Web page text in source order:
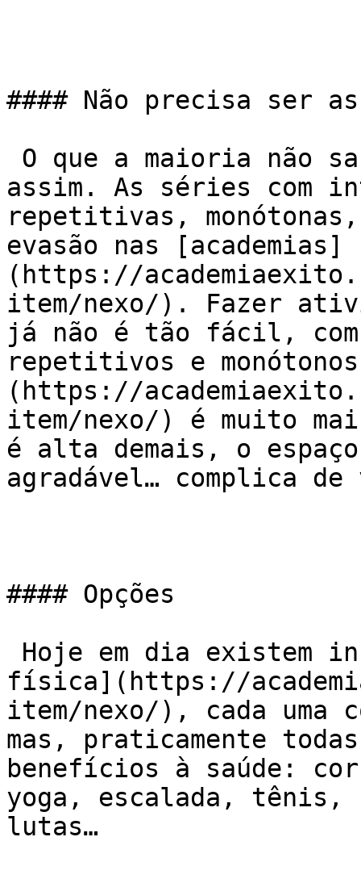
#### Não precisa ser
assim. As séries com
repetitivas,
evasão nas [academias]
(https://
item/nexo/). Fazer
já não é tão fácil,
repetitivos e
(https://
item/nexo/) é muito
é alta demais, o
agradável… complica de
#### Opções
física](https://
item/nexo/), cada uma
mas, praticamente
benefícios à saúde:
yoga, escalada,
lutas…